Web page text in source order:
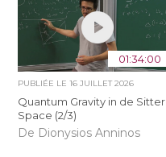
01:34:00
PUBLIÉE LE16 JUILLET 2026
Quantum Gravity in de Sitter
Space (2/3)
De Dionysios Anninos